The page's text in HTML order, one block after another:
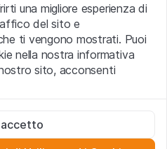
residenti negli Stati Uniti
e le altre forme societarie
legali
seguito, il “Sito”) si dichiara
di utilizzo ivi rese
una migliore esperienza di
del sito e
ti vengono mostrati. Puoi
nella nostra informativa
sito, acconsenti
il funzionamento del sito
accetto